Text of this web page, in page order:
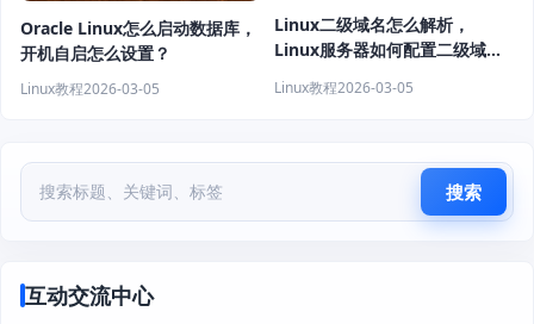
Oracle Linux怎么启动数据库，
开机自启怎么设置？
Linux教程2026-03-05
Linux二级域名怎么解析，
Linux服务器如何配置二级域
Linux教程2026-03-05
搜索
互动交流中心